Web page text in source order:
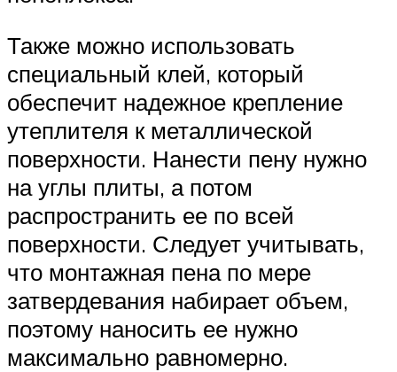
Также можно использовать
специальный клей, который
обеспечит надежное крепление
утеплителя к металлической
поверхности. Нанести пену нужно
на углы плиты, а потом
распространить ее по всей
поверхности. Следует учитывать,
что монтажная пена по мере
затвердевания набирает объем,
поэтому наносить ее нужно
максимально равномерно.